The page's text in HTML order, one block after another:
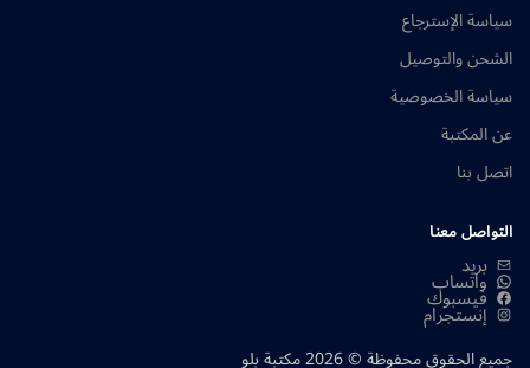
سياسة الإسترجاع
الشحن والتوصيل
سياسة الخصوصية
عن المكتبة
اتصل بنا
التواصل معنا
بريد
واتساب
فيسبوك
إنستجرام
جميع الحقوق محفوظة © 2026 مكتبة بلو